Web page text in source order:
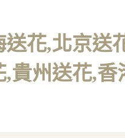
送花,北京送
,貴州送花,